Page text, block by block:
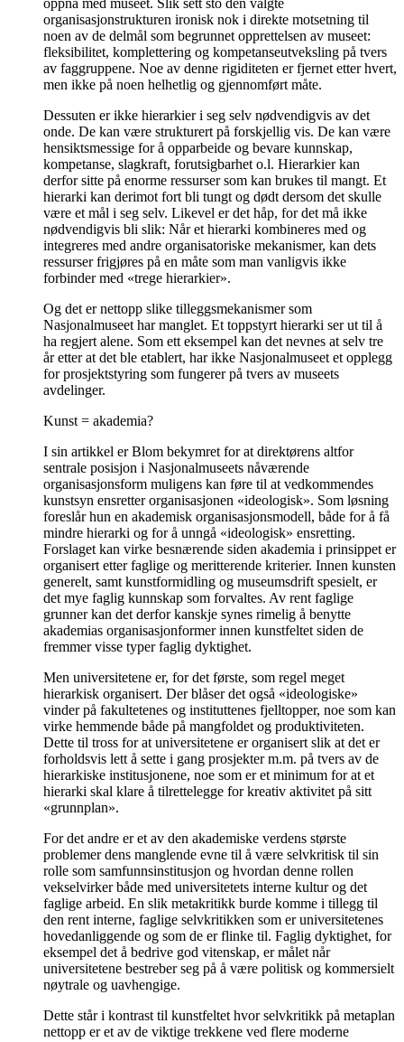
oppnå med museet. Slik sett sto den valgte
organisasjonstrukturen ironisk nok i direkte motsetning til
noen av de delmål som begrunnet opprettelsen av museet:
fleksibilitet, komplettering og kompetanseutveksling på tvers
av faggruppene. Noe av denne rigiditeten er fjernet etter hvert,
men ikke på noen helhetlig og gjennomført måte.
Dessuten er ikke hierarkier i seg selv nødvendigvis av det
onde. De kan være strukturert på forskjellig vis. De kan være
hensiktsmessige for å opparbeide og bevare kunnskap,
kompetanse, slagkraft, forutsigbarhet o.l. Hierarkier kan
derfor sitte på enorme ressurser som kan brukes til mangt. Et
hierarki kan derimot fort bli tungt og dødt dersom det skulle
være et mål i seg selv. Likevel er det håp, for det må ikke
nødvendigvis bli slik: Når et hierarki kombineres med og
integreres med andre organisatoriske mekanismer, kan dets
ressurser frigjøres på en måte som man vanligvis ikke
forbinder med «trege hierarkier».
Og det er nettopp slike tilleggsmekanismer som
Nasjonalmuseet har manglet. Et toppstyrt hierarki ser ut til å
ha regjert alene. Som ett eksempel kan det nevnes at selv tre
år etter at det ble etablert, har ikke Nasjonalmuseet et opplegg
for prosjektstyring som fungerer på tvers av museets
avdelinger.
Kunst = akademia?
I sin artikkel er Blom bekymret for at direktørens altfor
sentrale posisjon i Nasjonalmuseets nåværende
organisasjonsform muligens kan føre til at vedkommendes
kunstsyn ensretter organisasjonen «ideologisk». Som løsning
foreslår hun en akademisk organisasjonsmodell, både for å få
mindre hierarki og for å unngå «ideologisk» ensretting.
Forslaget kan virke besnærende siden akademia i prinsippet er
organisert etter faglige og meritterende kriterier. Innen kunsten
generelt, samt kunstformidling og museumsdrift spesielt, er
det mye faglig kunnskap som forvaltes. Av rent faglige
grunner kan det derfor kanskje synes rimelig å benytte
akademias organisasjonformer innen kunstfeltet siden de
fremmer visse typer faglig dyktighet.
Men universitetene er, for det første, som regel meget
hierarkisk organisert. Der blåser det også «ideologiske»
vinder på fakultetenes og instituttenes fjelltopper, noe som kan
virke hemmende både på mangfoldet og produktiviteten.
Dette til tross for at universitetene er organisert slik at det er
forholdsvis lett å sette i gang prosjekter m.m. på tvers av de
hierarkiske institusjonene, noe som er et minimum for at et
hierarki skal klare å tilrettelegge for kreativ aktivitet på sitt
«grunnplan».
For det andre er et av den akademiske verdens største
problemer dens manglende evne til å være selvkritisk til sin
rolle som samfunnsinstitusjon og hvordan denne rollen
vekselvirker både med universitetets interne kultur og det
faglige arbeid. En slik metakritikk burde komme i tillegg til
den rent interne, faglige selvkritikken som er universitetenes
hovedanliggende og som de er flinke til. Faglig dyktighet, for
eksempel det å bedrive god vitenskap, er målet når
universitetene bestreber seg på å være politisk og kommersielt
nøytrale og uavhengige.
Dette står i kontrast til kunstfeltet hvor selvkritikk på metaplan
nettopp er et av de viktige trekkene ved flere moderne